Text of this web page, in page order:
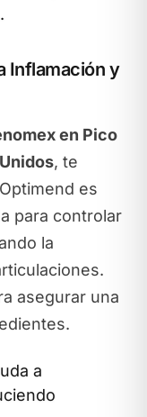
Inflamación y
en Pico
, te
es
para controlar
la
asegurar una
a